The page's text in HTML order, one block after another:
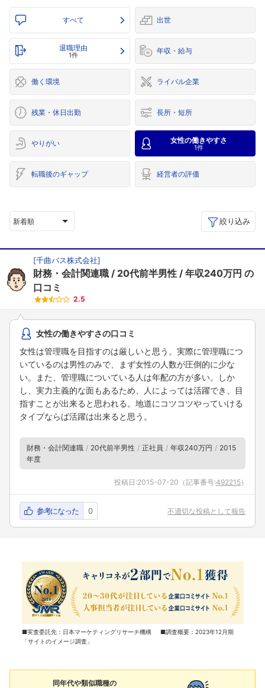
すべて 出世
退職理由
1件 年収・給与
働く環境 ライバル企業
残業・休日出勤 長所・短所
やりがい 女性の働きやすさ
1件
転職後のギャップ 経営者の評価
新着順 絞り込み
[千曲バス株式会社]
財務・会計関連職 20代前半男性 年収240万円 の
口コミ
2.5
女性の働きやすさの口コミ
女性は管理職を目指すのは厳しいと思う。実際に管理職につ
いているのは男性のみで、まず女性の人数が圧倒的に少な
い。また、管理職についている人は年配の方が多い。しか
し、実力主義的な面もあるため、人によっては活躍でき、目
指すことが出来ると思われる。地道にコツコツやっていける
タイプならば活躍は出来ると思う。
財務・会計関連職 20代前半男性 正社員 年収240万円
2015
年度
投稿日:2015-07-20 （記事番号:492215）
参考になった 0 不適切な投稿として報告
■実査委託先：日本マーケティングリサーチ機構 ■調査概要：2023年12月期
「サイトのイメージ調査」
同年代や類似職種の